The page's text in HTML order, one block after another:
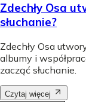
Zdechły Osa
słuchanie?
Zdechły Osa
albumy i
zacząć słuchanie.
Czytaj więcej